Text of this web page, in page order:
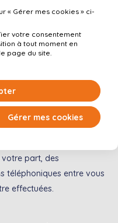
en cas de
toutes les
;
la qualité de ses
part, des
téléphoniques entre vous
effectuées.
« Gérer mes cookies » ci-
votre consentement
à tout moment en
page du site.
Gérer mes cookies